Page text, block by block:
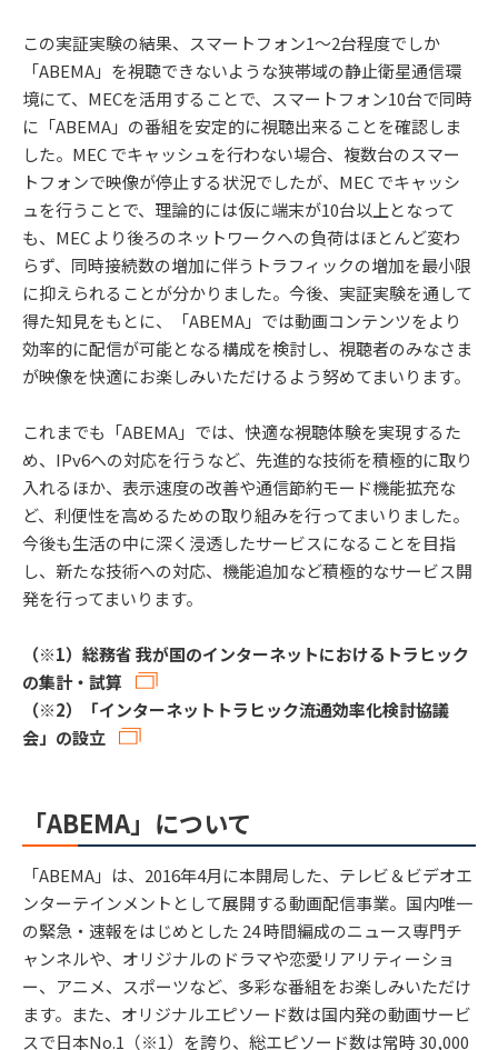
この実証実験の結果、スマートフォン1～2台程度でしか
「ABEMA」を視聴できないような狭帯域の静止衛星通信環
境にて、MECを活用することで、スマートフォン10台で同時
に「ABEMA」の番組を安定的に視聴出来ることを確認しま
した。MEC でキャッシュを行わない場合、複数台のスマー
トフォンで映像が停止する状況でしたが、MEC でキャッシ
ュを行うことで、理論的には仮に端末が10台以上となって
も、MEC より後ろのネットワークへの負荷はほとんど変わ
らず、同時接続数の増加に伴うトラフィックの増加を最小限
に抑えられることが分かりました。今後、実証実験を通して
得た知見をもとに、「ABEMA」では動画コンテンツをより
効率的に配信が可能となる構成を検討し、視聴者のみなさま
が映像を快適にお楽しみいただけるよう努めてまいります。
これまでも「ABEMA」では、快適な視聴体験を実現するた
め、IPv6への対応を行うなど、先進的な技術を積極的に取り
入れるほか、表示速度の改善や通信節約モード機能拡充な
ど、利便性を高めるための取り組みを行ってまいりました。
今後も生活の中に深く浸透したサービスになることを目指
し、新たな技術への対応、機能追加など積極的なサービス開
発を行ってまいります。
（※1）総務省 我が国のインターネットにおけるトラヒック
の集計・試算
（※2）「インターネットトラヒック流通効率化検討協議
会」の設立
「ABEMA」について
「ABEMA」は、2016年4月に本開局した、テレビ＆ビデオエ
ンターテインメントとして展開する動画配信事業。国内唯一
の緊急・速報をはじめとした 24 時間編成のニュース専門チ
ャンネルや、オリジナルのドラマや恋愛リアリティーショ
ー、アニメ、スポーツなど、多彩な番組をお楽しみいただけ
ます。また、オリジナルエピソード数は国内発の動画サービ
スで日本No.1（※1）を誇り、総エピソード数は常時 30,000